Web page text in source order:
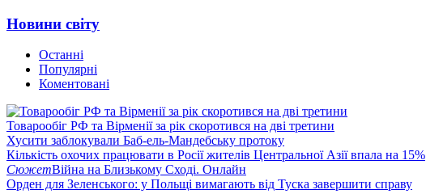
Новини світу
Останні
Популярні
Коментовані
Товарообіг РФ та Вірменії за рік скоротився на дві третини
Хусити заблокували Баб-ель-Мандебську протоку
Кількість охочих працювати в Росії жителів Центральної Азії впала на 15%
СюжетВійна на Близькому Сході. Онлайн
Орден для Зеленського: у Польщі вимагають від Туска завершити справу